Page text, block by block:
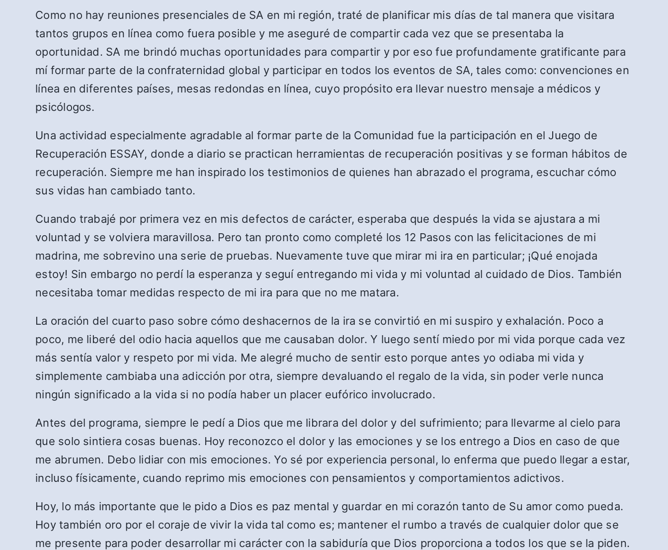
Como no hay reuniones presenciales de SA en mi región, traté de planificar mis días de tal manera que visitara
tantos grupos en línea como fuera posible y me aseguré de compartir cada vez que se presentaba la
oportunidad. SA me brindó muchas oportunidades para compartir y por eso fue profundamente gratificante para
mí formar parte de la confraternidad global y participar en todos los eventos de SA, tales como: convenciones en
línea en diferentes países, mesas redondas en línea, cuyo propósito era llevar nuestro mensaje a médicos y
psicólogos.
Una actividad especialmente agradable al formar parte de la Comunidad fue la participación en el Juego de
Recuperación ESSAY, donde a diario se practican herramientas de recuperación positivas y se forman hábitos de
recuperación. Siempre me han inspirado los testimonios de quienes han abrazado el programa, escuchar cómo
sus vidas han cambiado tanto.
Cuando trabajé por primera vez en mis defectos de carácter, esperaba que después la vida se ajustara a mi
voluntad y se volviera maravillosa. Pero tan pronto como completé los 12 Pasos con las felicitaciones de mi
madrina, me sobrevino una serie de pruebas. Nuevamente tuve que mirar mi ira en particular; ¡Qué enojada
estoy! Sin embargo no perdí la esperanza y seguí entregando mi vida y mi voluntad al cuidado de Dios. También
necesitaba tomar medidas respecto de mi ira para que no me matara.
La oración del cuarto paso sobre cómo deshacernos de la ira se convirtió en mi suspiro y exhalación. Poco a
poco, me liberé del odio hacia aquellos que me causaban dolor. Y luego sentí miedo por mi vida porque cada vez
más sentía valor y respeto por mi vida. Me alegré mucho de sentir esto porque antes yo odiaba mi vida y
simplemente cambiaba una adicción por otra, siempre devaluando el regalo de la vida, sin poder verle nunca
ningún significado a la vida si no podía haber un placer eufórico involucrado.
Antes del programa, siempre le pedí a Dios que me librara del dolor y del sufrimiento; para llevarme al cielo para
que solo sintiera cosas buenas. Hoy reconozco el dolor y las emociones y se los entrego a Dios en caso de que
me abrumen. Debo lidiar con mis emociones. Yo sé por experiencia personal, lo enferma que puedo llegar a estar,
incluso físicamente, cuando reprimo mis emociones con pensamientos y comportamientos adictivos.
Hoy, lo más importante que le pido a Dios es paz mental y guardar en mi corazón tanto de Su amor como pueda.
Hoy también oro por el coraje de vivir la vida tal como es; mantener el rumbo a través de cualquier dolor que se
me presente para poder desarrollar mi carácter con la sabiduría que Dios proporciona a todos los que se la piden.